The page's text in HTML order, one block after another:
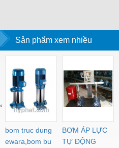
Sản phẩm xem nhiều
bom truc dung
ewara,bom bu
BƠM ÁP LỰC
TỰ ĐỘNG
‹